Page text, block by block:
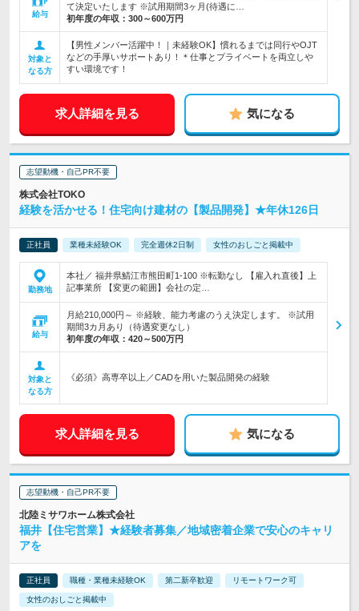
給与
て決定いたします ※試用期間3ヶ月(待遇に…
初年度の年収： 300～600万円
対象と
なる方
【男性メンバー活躍中！｜未経験OK】慣れるまでは同行やOJT
などの手厚いサポートあり！＊仕事とプライベートを両立しや
すい環境です！
求人詳細を見る 気になる
志望動機・自己PR不要
株式会社TOKO
経験を活かせる！住宅向け建材の【製品開発】★年休126日
正社員 業種未経験OK 完全週休2日制 女性のおしごと掲載中
勤務地
本社／ 福井県鯖江市熊田町1-100 ※転勤なし 【雇入れ直後】上
記事業所 【変更の範囲】会社の定…
給与
月給210,000円～ ※経験、能力考慮のうえ決定します。 ※試用
期間3カ月あり（待遇変更なし）
初年度の年収： 420～500万円
対象と
なる方
《必須》高専卒以上／CADを用いた製品開発の経験
求人詳細を見る 気になる
志望動機・自己PR不要
北陸ミサワホーム株式会社
福井【住宅営業】★経験者募集／地域密着企業で安心のキャリ
アを
正社員 職種・業種未経験OK 第二新卒歓迎 リモートワーク可
女性のおしごと掲載中